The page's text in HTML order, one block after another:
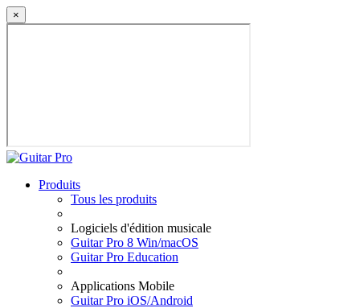
×
Produits
Tous les produits
Logiciels d'édition musicale
Guitar Pro 8 Win/macOS
Guitar Pro Education
Applications Mobile
Guitar Pro iOS/Android